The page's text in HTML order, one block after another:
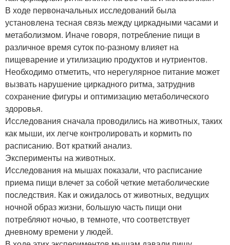
В ходе первоначальных исследований была
установлена тесная связь между циркадными часами и
метаболизмом. Иначе говоря, потребление пищи в
различное время суток по-разному влияет на
пищеварение и утилизацию продуктов и нутриентов.
Необходимо отметить, что нерегулярное питание может
вызвать нарушение циркадного ритма, затруднив
сохранение фигуры и оптимизацию метаболического
здоровья.
Исследования сначала проводились на животных, таких
как мыши, их легче контролировать и кормить по
расписанию. Вот краткий анализ.
Эксперименты на животных.
Исследования на мышах показали, что расписание
приема пищи влечет за собой четкие метаболические
последствия. Как и ожидалось от животных, ведущих
ночной образ жизни, большую часть пищи они
потребляют ночью, в темноте, что соответствует
дневному времени у людей.